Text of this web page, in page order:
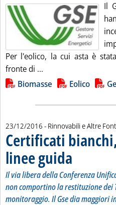
Il
Per l'eolico, la cui asta è
fronte di ...
Lista allegati PDF alla
Biomasse Eolico
23/12/2016 - Rinnovabili e Altre
Certificati
linee guida
Il via libera della Conferenza
non comportino la restituzione dei
monitoraggio. Il Gse dia maggiori